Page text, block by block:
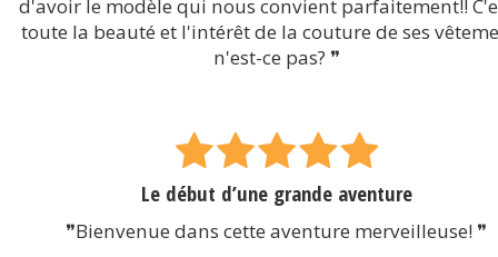
d'avoir le modèle qui nous convient parfaitement!!
toute la beauté et l'intérêt de la couture de ses
n'est-ce pas? ❞
Le début d’une grande aventure
❞Bienvenue dans cette aventure merveilleuse! ❞